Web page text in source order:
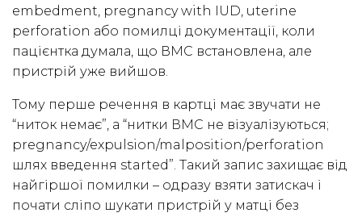
embedment, pregnancy with IUD, uterine
perforation або помилці документації, коли
пацієнтка думала, що ВМС встановлена, але
пристрій уже вийшов.
Тому перше речення в картці має звучати не
“ниток немає”, а “нитки ВМС не візуалізуються;
pregnancy/expulsion/malposition/perforation
шлях введення started”. Такий запис захищає від
найгіршої помилки – одразу взяти затискач і
почати сліпо шукати пристрій у матці без